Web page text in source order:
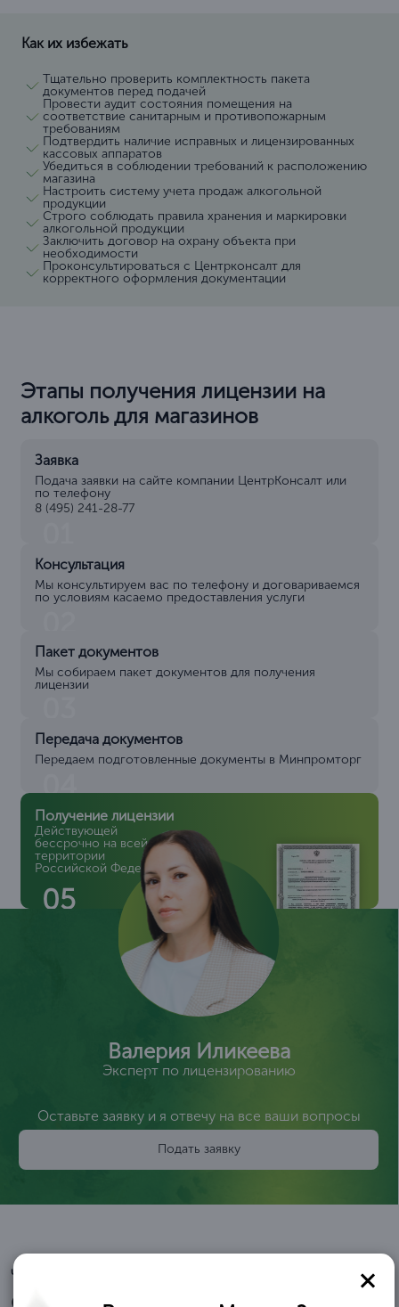
Как их избежать
Тщательно проверить комплектность пакета
документов перед подачей
Провести аудит состояния помещения на
соответствие санитарным и противопожарным
требованиям
Подтвердить наличие исправных и лицензированных
кассовых аппаратов
Убедиться в соблюдении требований к расположению
магазина
Настроить систему учета продаж алкогольной
продукции
Строго соблюдать правила хранения и маркировки
алкогольной продукции
Заключить договор на охрану объекта при
необходимости
Проконсультироваться с Центрконсалт для
корректного оформления документации
Этапы получения лицензии на
алкоголь для магазинов
Заявка
Подача заявки на сайте компании ЦентрКонсалт или
по телефону
8 (495) 241-28-77
Консультация
Мы консультируем вас по телефону и договариваемся
по условиям касаемо предоставления услуги
Пакет документов
Мы собираем пакет документов для получения
лицензии
Передача документов
Передаем подготовленные документы в Минпромторг
04
Получение лицензии
Действующей
бессрочно на всей
территории
Российской Федерации
05
Валерия Иликеева
Эксперт по лицензированию
Оставьте заявку и я отвечу на все ваши вопросы
Подать заявку
Читайте отзывы